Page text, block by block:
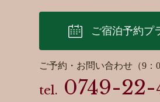
ご宿泊予約プ
ご予約・お問い合わせ（9：
tel. 0749-22-